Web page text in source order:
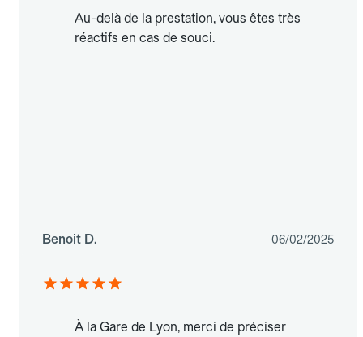
Au-delà de la prestation, vous êtes très
réactifs en cas de souci.
Benoit D. 06/02/2025
À la Gare de Lyon, merci de préciser